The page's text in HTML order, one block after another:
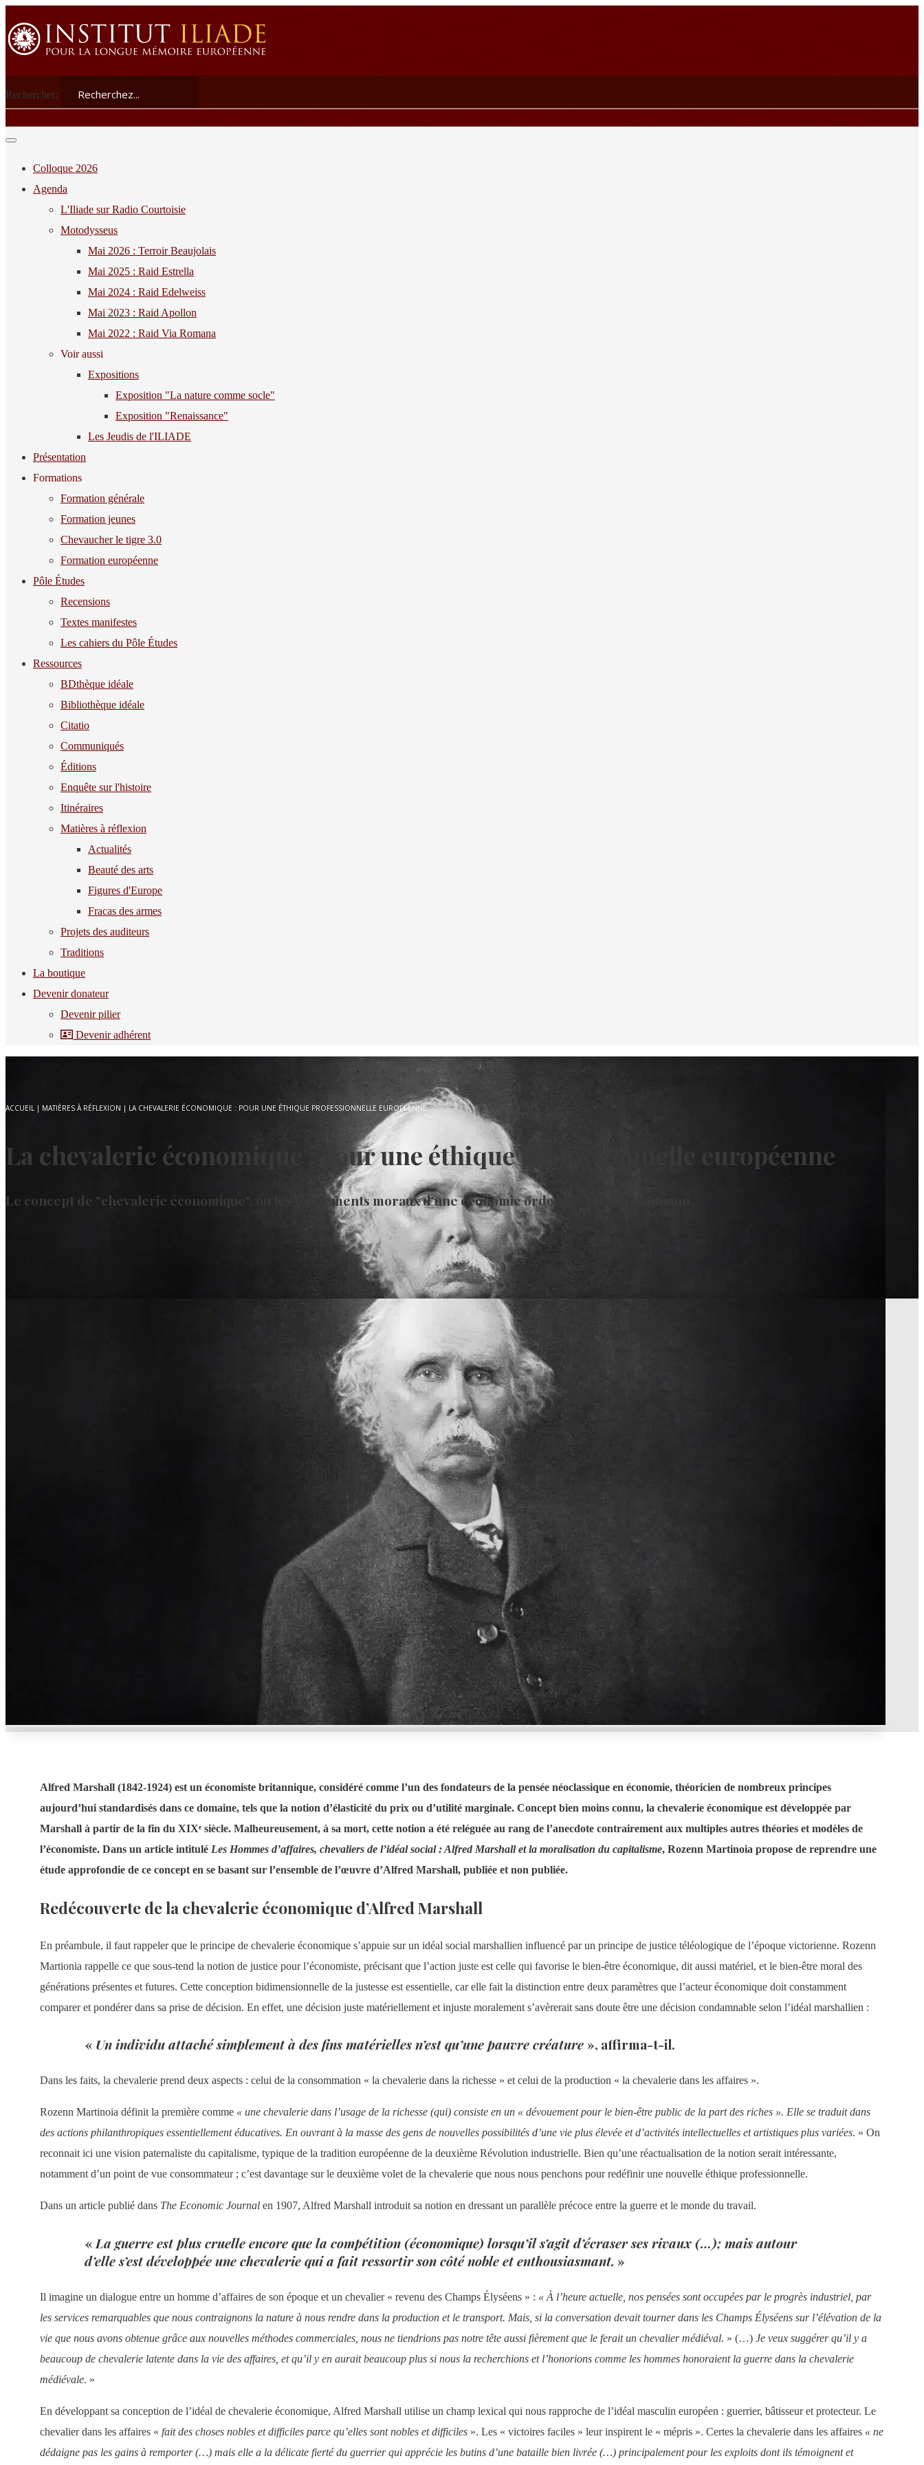
Rechercher:
Colloque 2026
Agenda
L'Iliade sur Radio Courtoisie
Motodysseus
Mai 2026 : Terroir Beaujolais
Mai 2025 : Raid Estrella
Mai 2024 : Raid Edelweiss
Mai 2023 : Raid Apollon
Mai 2022 : Raid Via Romana
Voir aussi
Expositions
Exposition "La nature comme socle"
Exposition "Renaissance"
Les Jeudis de l'ILIADE
Présentation
Formations
Formation générale
Formation jeunes
Chevaucher le tigre 3.0
Formation européenne
Pôle Études
Recensions
Textes manifestes
Les cahiers du Pôle Études
Ressources
BDthèque idéale
Bibliothèque idéale
Citatio
Communiqués
Éditions
Enquête sur l'histoire
Itinéraires
Matières à réflexion
Actualités
Beauté des arts
Figures d'Europe
Fracas des armes
Projets des auditeurs
Traditions
La boutique
Devenir donateur
Devenir pilier
Devenir adhérent
ACCUEIL | MATIÈRES À RÉFLEXION | LA CHEVALERIE ÉCONOMIQUE : POUR UNE ÉTHIQUE PROFESSIONNELLE EUROPÉENNE
La chevalerie économique : pour une éthique professionnelle européenne
Le concept de "chevalerie économique", ou les fondements moraux d’une économie ordonnée au Bien commun.
Alfred Marshall (1842-1924) est un économiste britannique, considéré comme l’un des fondateurs de la pensée néoclassique en économie, théoricien de nombreux principes
aujourd’hui standardisés dans ce domaine, tels que la notion d’élasticité du prix ou d’utilité marginale. Concept bien moins connu, la chevalerie économique est développée par
Marshall à partir de la fin du XIXᵉ siècle. Malheureusement, à sa mort, cette notion a été reléguée au rang de l’anecdote contrairement aux multiples autres théories et modèles de
l’économiste. Dans un article intitulé Les Hommes d’affaires, chevaliers de l’idéal social : Alfred Marshall et la moralisation du capitalisme, Rozenn Martinoia propose de reprendre une
étude approfondie de ce concept en se basant sur l’ensemble de l’œuvre d’Alfred Marshall, publiée et non publiée.
Redécouverte de la chevalerie économique d’Alfred Marshall
En préambule, il faut rappeler que le principe de chevalerie économique s’appuie sur un idéal social marshallien influencé par un principe de justice téléologique de l’époque victorienne. Rozenn
Martionia rappelle ce que sous-tend la notion de justice pour l’économiste, précisant que l’action juste est celle qui favorise le bien-être économique, dit aussi matériel, et le bien-être moral des
générations présentes et futures. Cette conception bidimensionnelle de la justesse est essentielle, car elle fait la distinction entre deux paramètres que l’acteur économique doit constamment
comparer et pondérer dans sa prise de décision. En effet, une décision juste matériellement et injuste moralement s’avèrerait sans doute être une décision condamnable selon l’idéal marshallien :
« Un individu attaché simplement à des fins matérielles n’est qu’une pauvre créature », affirma-t-il.
Dans les faits, la chevalerie prend deux aspects : celui de la consommation « la chevalerie dans la richesse » et celui de la production « la chevalerie dans les affaires ».
Rozenn Martinoia définit la première comme « une chevalerie dans l’usage de la richesse (qui) consiste en un « dévouement pour le bien-être public de la part des riches ». Elle se traduit dans
des actions philanthropiques essentiellement éducatives. En ouvrant à la masse des gens de nouvelles possibilités d’une vie plus élevée et d’activités intellectuelles et artistiques plus variées. » On
reconnait ici une vision paternaliste du capitalisme, typique de la tradition européenne de la deuxième Révolution industrielle. Bien qu’une réactualisation de la notion serait intéressante,
notamment d’un point de vue consommateur ; c’est davantage sur le deuxième volet de la chevalerie que nous nous penchons pour redéfinir une nouvelle éthique professionnelle.
Dans un article publié dans The Economic Journal en 1907, Alfred Marshall introduit sa notion en dressant un parallèle précoce entre la guerre et le monde du travail.
« La guerre est plus cruelle encore que la compétition (économique) lorsqu’il s’agit d’écraser ses rivaux (…); mais autour
d’elle s’est développée une chevalerie qui a fait ressortir son côté noble et enthousiasmant. »
Il imagine un dialogue entre un homme d’affaires de son époque et un chevalier « revenu des Champs Élyséens » : « À l’heure actuelle, nos pensées sont occupées par le progrès industriel, par
les services remarquables que nous contraignons la nature à nous rendre dans la production et le transport. Mais, si la conversation devait tourner dans les Champs Élyséens sur l’élévation de la
vie que nous avons obtenue grâce aux nouvelles méthodes commerciales, nous ne tiendrions pas notre tête aussi fièrement que le ferait un chevalier médiéval. » (…) Je veux suggérer qu’il y a
beaucoup de chevalerie latente dans la vie des affaires, et qu’il y en aurait beaucoup plus si nous la recherchions et l’honorions comme les hommes honoraient la guerre dans la chevalerie
médiévale. »
En développant sa conception de l’idéal de chevalerie économique, Alfred Marshall utilise un champ lexical qui nous rapproche de l’idéal masculin européen : guerrier, bâtisseur et protecteur. Le
chevalier dans les affaires « fait des choses nobles et difficiles parce qu’elles sont nobles et difficiles ». Les « victoires faciles » leur inspirent le « mépris ». Certes la chevalerie dans les affaires « ne
dédaigne pas les gains à remporter (…) mais elle a la délicate fierté du guerrier qui apprécie les butins d’une bataille bien livrée (…) principalement pour les exploits dont ils témoignent et